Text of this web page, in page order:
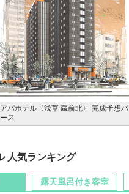
アパホテル〈浅草 蔵前北〉 完成予想パ
ース
人気ランキング
露天風呂付き客室